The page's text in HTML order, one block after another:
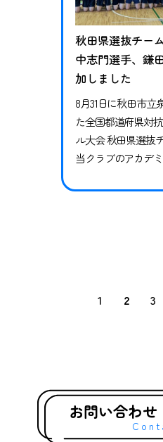
秋田県選抜チー
中志門選手、鎌
加しました
8月31日に秋田市立
た全国都道府県対
ル大会 秋田県選抜
当クラブのアカデ
として参加しまし
はブラウブリッツ
1 2 3
お問い合わ